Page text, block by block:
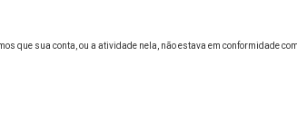
que sua conta, ou a atividade nela, não estava em conformidade